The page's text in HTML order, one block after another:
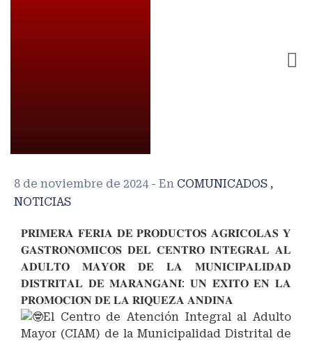
8 de noviembre de 2024 - En COMUNICADOS ,
NOTICIAS
𝐏𝐑𝐈𝐌𝐄𝐑𝐀 𝐅𝐄𝐑𝐈𝐀 𝐃𝐄 𝐏𝐑𝐎𝐃𝐔𝐂𝐓𝐎𝐒 𝐀𝐆𝐑𝐈́𝐂𝐎𝐋𝐀𝐒 𝐘
𝐆𝐀𝐒𝐓𝐑𝐎𝐍𝐎́𝐌𝐈𝐂𝐎𝐒 𝐃𝐄𝐋 𝐂𝐄𝐍𝐓𝐑𝐎 𝐈𝐍𝐓𝐄𝐆𝐑𝐀𝐋 𝐀𝐋
𝐀𝐃𝐔𝐋𝐓𝐎 𝐌𝐀𝐘𝐎𝐑 𝐃𝐄 𝐋𝐀 𝐌𝐔𝐍𝐈𝐂𝐈𝐏𝐀𝐋𝐈𝐃𝐀𝐃
𝐃𝐈𝐒𝐓𝐑𝐈𝐓𝐀𝐋 𝐃𝐄 𝐌𝐀𝐑𝐀𝐍𝐆𝐀𝐍𝐈́: 𝐔𝐍 𝐄́𝐗𝐈𝐓𝐎 𝐄𝐍 𝐋𝐀
𝐏𝐑𝐎𝐌𝐎𝐂𝐈𝐎́𝐍 𝐃𝐄 𝐋𝐀 𝐑𝐈𝐐𝐔𝐄𝐙𝐀 𝐀𝐍𝐃𝐈𝐍𝐀
El Centro de Atención Integral al Adulto
Mayor (CIAM) de la Municipalidad Distrital de